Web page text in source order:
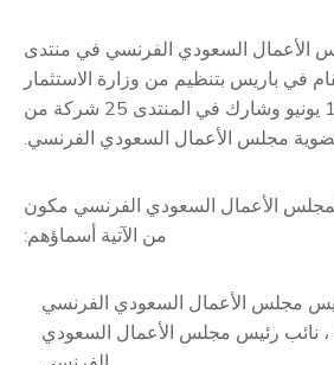
الأعمال السعودي الفرنسي في منتدى
في باريس بتنظيم من وزارة الاستثمار
السعودية في يوم 19 يونيو وشارك في المنتدى 25 شركة من
مجلس الأعمال السعودي الفرنسي.
الأعمال السعودي الفرنسي مكون
من الآتية أسماؤهم:
مجلس الأعمال السعودي الفرنسي
، نائب رئيس مجلس الأعمال السعودي